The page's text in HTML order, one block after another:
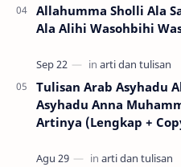
Allahumma Sholli Ala
Ala Alihi Wasohbihi
Tulisan Arab Asyhadu
Asyhadu Anna
Artinya (Lengkap +